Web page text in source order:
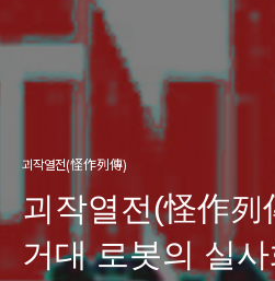
괴작열전(怪作列傳)
괴작열전(怪作列
거대 로봇의 실